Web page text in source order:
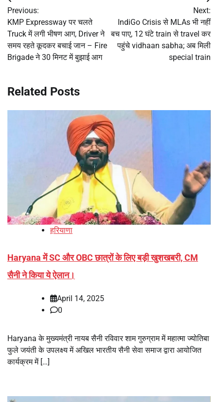
navigation
Previous:
KMP Expressway पर चलते
Truck में लगी भीषण आग, Driver ने
समय रहते कूदकर बचाई जान – Fire
Brigade ने 30 मिनट में बुझाई आग
Next:
IndiGo Crisis से MLAs भी नहीं
बच पाए, 12 घंटे train से travel कर
पहुंचे vidhaan sabha; अब मिली
special train
Related Posts
हरियाणा
Haryana में SC और OBC छात्रों के लिए बड़ी खुशखबरी, CM
सैनी ने किया ये ऐलान।
April 14, 2025
0
Haryana के मुख्यमंत्री नायब सैनी रविवार शाम गुरुग्राम में महात्मा ज्योतिबा
फुले जयंती के उपलक्ष्य में अखिल भारतीय सैनी सेवा समाज द्वारा आयोजित
कार्यक्रम में […]